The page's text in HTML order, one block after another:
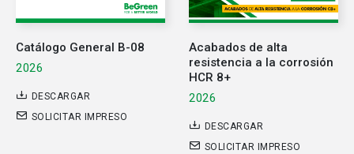
Catálogo General B-08
2026
DESCARGAR
SOLICITAR IMPRESO
Acabados de alta
resistencia a la corrosión
HCR 8+
2026
DESCARGAR
SOLICITAR IMPRESO